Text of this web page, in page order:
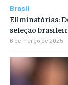
Brasil
Eliminatórias:
seleção
6 de março de 2025